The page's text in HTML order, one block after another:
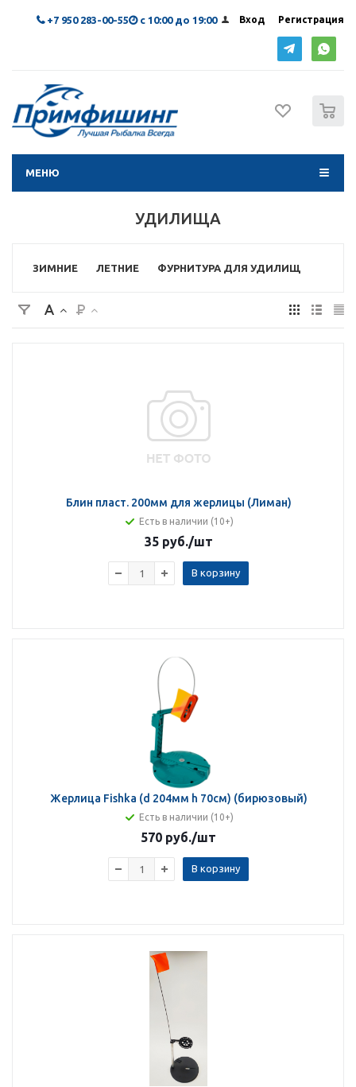
Вход Регистрация
+7 950 283-00-55 с 10:00 до 19:00
МЕНЮ
УДИЛИЩА
ЗИМНИЕ ЛЕТНИЕ ФУРНИТУРА ДЛЯ УДИЛИЩ
Блин пласт. 200мм для жерлицы (Лиман)
Есть в наличии (10+)
35 руб./шт
В корзину
Жерлица Fishka (d 204мм h 70см) (бирюзовый)
Есть в наличии (10+)
570 руб./шт
В корзину